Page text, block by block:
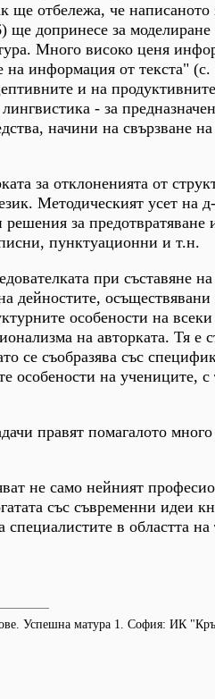
ще отбележа, че написаното
ще допринесе за моделиране
Много високо ценя
информация от текста"
и на
- за
начини на свързване на
за отклоненията от
Методическият усет на
за
пунктуационни и т.н.
при съставяне
дейностите, осъществявани
особености на
на авторката. Тя е
се съобразява със
особености на учениците, с
правят помагалото
не само нейният
със съвременни идеи
в областта
Успешна матура 1. София: ИК